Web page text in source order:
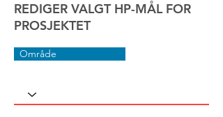
REDIGER VALGT HP-MÅL FOR
PROSJEKTET
Område